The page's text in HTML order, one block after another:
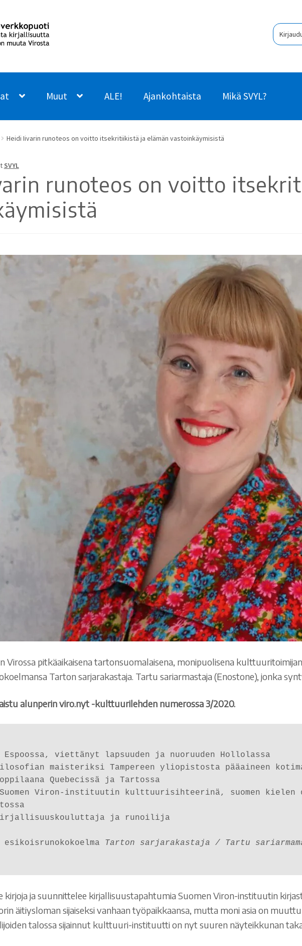
Muut ALE! Ajankohtaista Mikä SVYL?
Heidi Iivarin runoteos on voitto itsekritiikistä ja elämän vastoinkäymisistä
SVYL
runoteos on voitto
Virossa pitkäaikaisena tartonsuomalaisena, monipuolisena
Tarton sarjarakastaja. Tartu sariarmastaja (Enostone), jonka
alunperin viro.nyt -kulttuurilehden numerossa 3/2020.
Espoossa, viettänyt lapsuuden ja nuoruuden Hollolassa
maisteriksi Tampereen yliopistosta pääaineen
Quebecissä ja Tartossa
Suomen Viron-instituutin kulttuurisihteerinä, suomen
kirjallisuuskouluttaja ja runoilija
Tarton sarjarakastaja / Tartu
kirjoja ja suunnittelee kirjallisuustapahtumia Suomen Viron-instituutin
äitiysloman sijaiseksi vanhaan työpaikkaansa, mutta moni asia on
talossa sijainnut kulttuuri-instituutti on nyt suuren näyteikkunan